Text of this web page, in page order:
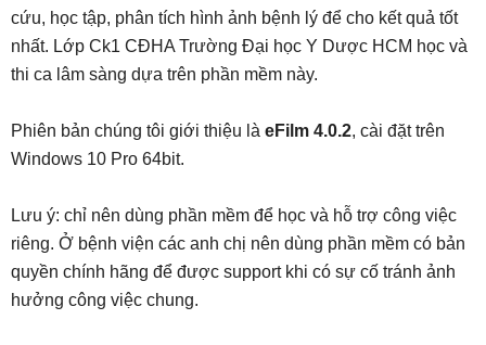
cứu, học tập, phân tích hình ảnh bệnh lý để cho kết quả tốt
nhất. Lớp Ck1 CĐHA Trường Đại học Y Dược HCM học và
thi ca lâm sàng dựa trên phần mềm này.
Phiên bản chúng tôi giới thiệu là eFilm 4.0.2, cài đặt trên
Windows 10 Pro 64bit.
Lưu ý: chỉ nên dùng phần mềm để học và hỗ trợ công việc
riêng. Ở bệnh viện các anh chị nên dùng phần mềm có bản
quyền chính hãng để được support khi có sự cố tránh ảnh
hưởng công việc chung.